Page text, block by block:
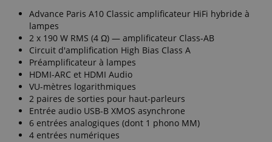
Advance Paris A10 Classic amplificateur HiFi hybride à
lampes
2 x 190 W RMS (4 Ω) — amplificateur Class-AB
Circuit d'amplification High Bias Class A
Préamplificateur à lampes
HDMI-ARC et HDMI Audio
VU-mètres logarithmiques
2 paires de sorties pour haut-parleurs
Entrée audio USB-B XMOS asynchrone
6 entrées analogiques (dont 1 phono MM)
4 entrées numériques